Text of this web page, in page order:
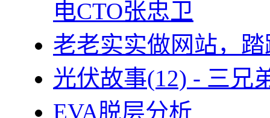
电CTO张忠卫
老老实实做网站，
光伏故事(12) - 三兄
EVA脱层分析